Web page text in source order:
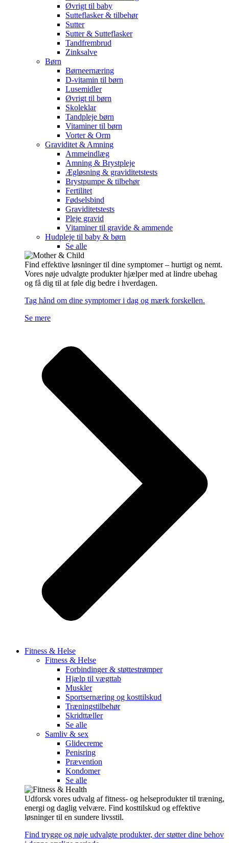
Øvrigt til baby
Sutteflasker & tilbehør
Sutter
Sutter & Sutteflasker
Tandfrembrud
Zinksalve
Børn
Børneernæring
D-vitamin til børn
Lusemidler
Øvrigt til børn
Skoleklar
Tandpleje børn
Vitaminer til børn
Vorter & Orm
Graviditet & Amning
Ammeindlæg
Amning & Brystpleje
Ægløsning & graviditetstests
Brystpumpe & tilbehør
Fertilitet
Fødselsbind
Graviditetstests
Pleje gravid
Vitaminer til gravide & ammende
Hudpleje til baby & børn
Se alle
Find effektive løsninger til dine symptomer – hurtigt og nemt.
Vores nøje udvalgte produkter hjælper med at lindre ubehag
og få dig til at føle dig bedre i hverdagen.
Tag hånd om dine symptomer i dag og mærk forskellen.
Se mere
Fitness & Helse
Fitness & Helse
Forbindinger & støttestrømper
Hjælp til vægttab
Muskler
Sportsernæring og kosttilskud
Træningstilbehør
Skridttæller
Se alle
Samliv & sex
Glidecreme
Penisring
Prævention
Kondomer
Se alle
Udforsk vores udvalg af fitness- og helseprodukter til træning,
energi og daglig velvære. Find kosttilskud og effektive
løsninger til en sundere livsstil.
Find trygge og nøje udvalgte produkter, der støtter dine behov